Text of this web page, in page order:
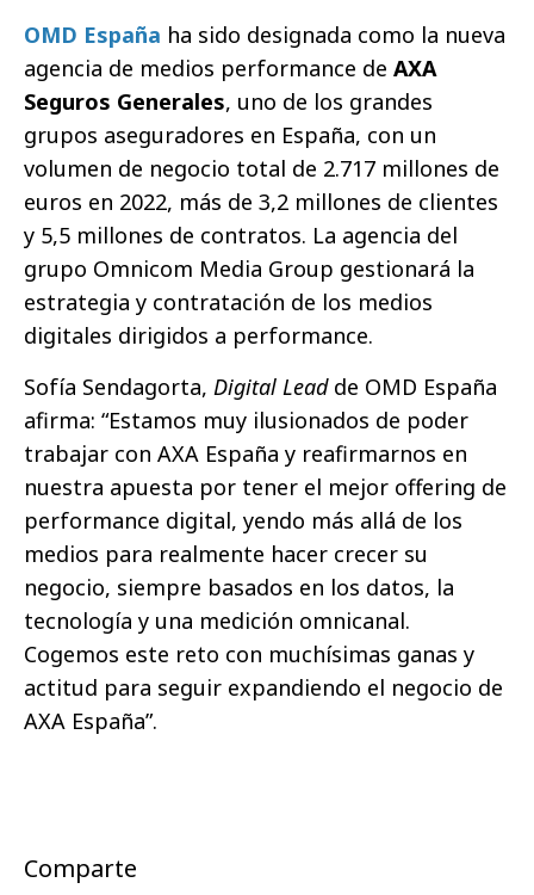
OMD España ha sido designada como la nueva
agencia de medios performance de AXA
Seguros Generales, uno de los grandes
grupos aseguradores en España, con un
volumen de negocio total de 2.717 millones de
euros en 2022, más de 3,2 millones de clientes
y 5,5 millones de contratos. La agencia del
grupo Omnicom Media Group gestionará la
estrategia y contratación de los medios
digitales dirigidos a performance.
Sofía Sendagorta, Digital Lead de OMD España
afirma: “Estamos muy ilusionados de poder
trabajar con AXA España y reafirmarnos en
nuestra apuesta por tener el mejor offering de
performance digital, yendo más allá de los
medios para realmente hacer crecer su
negocio, siempre basados en los datos, la
tecnología y una medición omnicanal.
Cogemos este reto con muchísimas ganas y
actitud para seguir expandiendo el negocio de
AXA España”.
Comparte